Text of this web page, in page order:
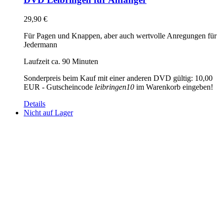
29,90 €
Für Pagen und Knappen, aber auch wertvolle Anregungen für
Jedermann
Laufzeit ca. 90 Minuten
Sonderpreis beim Kauf mit einer anderen DVD gültig: 10,00
EUR - Gutscheincode leibringen10 im Warenkorb eingeben!
Details
Nicht auf Lager